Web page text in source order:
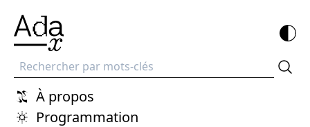
Recherche
À propos
Programmation